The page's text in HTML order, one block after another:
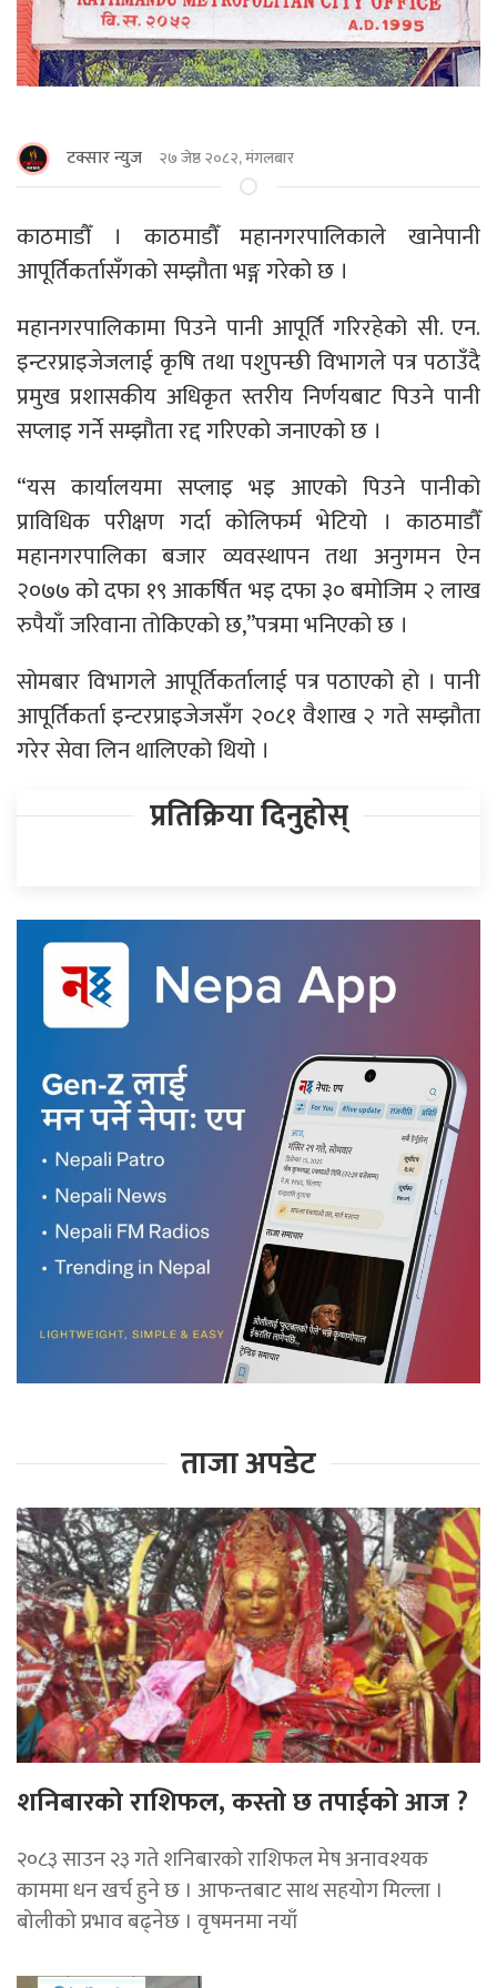
टक्सार न्युज २७ जेष्ठ २०८२, मंगलबार
काठमाडौँ । काठमाडौँ महानगरपालिकाले खानेपानी
आपूर्तिकर्तासँगको सम्झौता भङ्ग गरेको छ ।
महानगरपालिकामा पिउने पानी आपूर्ति गरिरहेको सी. एन.
इन्टरप्राइजेजलाई कृषि तथा पशुपन्छी विभागले पत्र पठाउँदै
प्रमुख प्रशासकीय अधिकृत स्तरीय निर्णयबाट पिउने पानी
सप्लाइ गर्ने सम्झौता रद्द गरिएको जनाएको छ ।
“यस कार्यालयमा सप्लाइ भइ आएको पिउने पानीको
प्राविधिक परीक्षण गर्दा कोलिफर्म भेटियो । काठमाडौँ
महानगरपालिका बजार व्यवस्थापन तथा अनुगमन ऐन
२०७७ को दफा १९ आकर्षित भइ दफा ३० बमोजिम २ लाख
रुपैयाँ जरिवाना तोकिएको छ,”पत्रमा भनिएको छ ।
सोमबार विभागले आपूर्तिकर्तालाई पत्र पठाएको हो । पानी
आपूर्तिकर्ता इन्टरप्राइजेजसँग २०८१ वैशाख २ गते सम्झौता
गरेर सेवा लिन थालिएको थियो ।
प्रतिक्रिया दिनुहोस्
ताजा अपडेट
शनिबारको राशिफल, कस्तो छ तपाईको आज ?
२०८३ साउन २३ गते शनिबारको राशिफल मेष अनावश्यक
काममा धन खर्च हुने छ । आफन्तबाट साथ सहयोग मिल्ला ।
बोलीको प्रभाव बढ्नेछ । वृषमनमा नयाँ